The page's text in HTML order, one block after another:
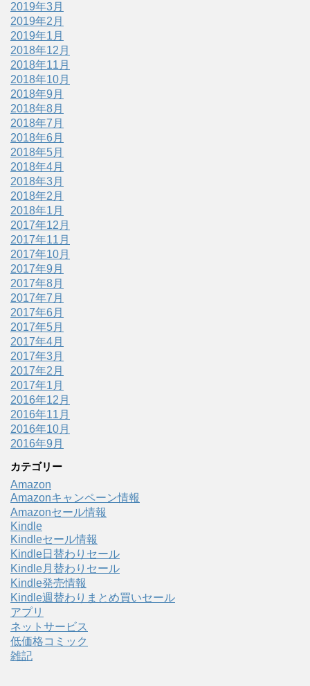
2019年3月
2019年2月
2019年1月
2018年12月
2018年11月
2018年10月
2018年9月
2018年8月
2018年7月
2018年6月
2018年5月
2018年4月
2018年3月
2018年2月
2018年1月
2017年12月
2017年11月
2017年10月
2017年9月
2017年8月
2017年7月
2017年6月
2017年5月
2017年4月
2017年3月
2017年2月
2017年1月
2016年12月
2016年11月
2016年10月
2016年9月
カテゴリー
Amazon
Amazonキャンペーン情報
Amazonセール情報
Kindle
Kindleセール情報
Kindle日替わりセール
Kindle月替わりセール
Kindle発売情報
Kindle週替わりまとめ買いセール
アプリ
ネットサービス
低価格コミック
雑記